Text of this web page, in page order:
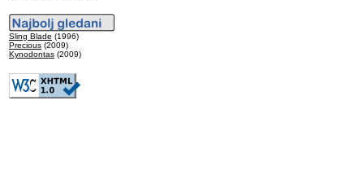
Sling Blade (1996)
Precious (2009)
Kynodontas (2009)